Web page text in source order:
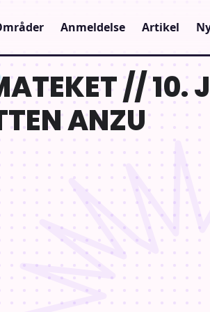
Anmeldelse Artikel
// 10.
ANZU